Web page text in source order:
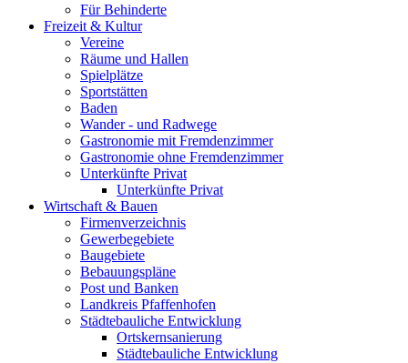
Für Behinderte
Freizeit & Kultur
Vereine
Räume und Hallen
Spielplätze
Sportstätten
Baden
Wander - und Radwege
Gastronomie mit Fremdenzimmer
Gastronomie ohne Fremdenzimmer
Unterkünfte Privat
Unterkünfte Privat
Wirtschaft & Bauen
Firmenverzeichnis
Gewerbegebiete
Baugebiete
Bebauungspläne
Post und Banken
Landkreis Pfaffenhofen
Städtebauliche Entwicklung
Ortskernsanierung
Städtebauliche Entwicklung